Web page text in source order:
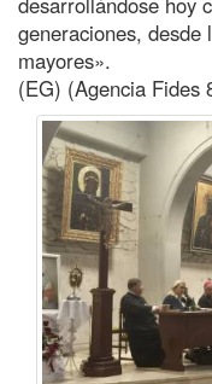
generaciones, desde
mayores».
(EG) (Agencia Fides